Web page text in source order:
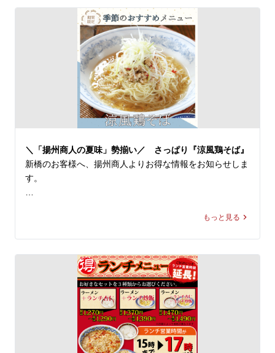
●よだれ鶏＋パクチー
特製ピリ辛タレをまとった柔らかな鶏肉の旨味をパクチー
が引き立て、風味がぐっと増して、味わい最高！ビールの
お供にも最強です。
パクチーはおいしさだけでなく、ビタミンをたっぷり含ん
だカラダに嬉しい健康ハーブでもあります。身体の元気も
キレイもキープしたいあなたにオススメです。
パクチストの皆様も、ちょっと冒険してみたい方も、ぜひ
「追いパク」で爽やかな美味しさをお楽しみください！
皆様のご来店を、中国ラーメン揚州商人 新橋店スタッフ
◆『冷し黒酢麺』1,170〜1,190円(税込)
※店舗により販売価格が異なります
本場中国の黒酢と伝統飲料「酸梅湯（サンメイタン）」を
組み合わせた、酸味と旨味が凝縮された一杯です。スープ
は、真っ黒い見た目とは裏腹に、まろやかな口当たりの酸
味と程よい甘みがあり、黒酢の豊かな風味とコクが口の中
に広がります。
白髪ネギ、鶏ひき肉、ザーサイ、2種のパプリカなどの多
種の食材は、重層的な旨味を引き出し、お箸が進むこと間
違いなし！
麺)または低糖質麺(+130円)】の2種類となっております。
酸味と旨味の合わさった中国テイスト溢れる冷し麺、ぜひ
一度ご賞味ください。皆様のご来店を、中国ラーメン揚州
商人 新橋店スタッフ一同、心よりお待ちしております。
＼「揚州商人の夏味」勢揃い／ さっぱり『涼風鶏そば』
新橋のお客様へ、揚州商人よりお得な情報をお知らせしま
す。
◆『涼風鶏そば』1,170～1,190円(税込)
※店舗により販売価格が異なります
スープはあっさりとした塩味で、鶏ひき肉の旨味と野菜の
甘味がベストマッチ！具材には、鶏そぼろや刻んだパプリ
カ、タケノコ、ザーサイ、白髪ネギなどを使用し、多種の
もっと見る